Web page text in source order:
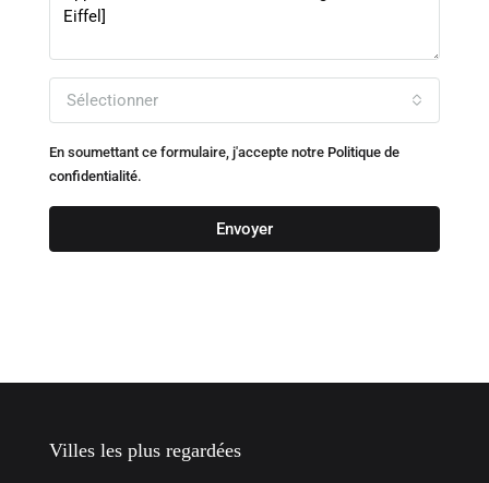
Sélectionner
En soumettant ce formulaire, j'accepte notre Politique de
confidentialité.
Envoyer
Villes les plus regardées